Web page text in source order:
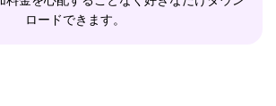
ロードできます。